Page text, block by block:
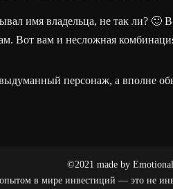
имя владельца, не так ли? 🙂
Вот вам и несложная
персонаж, а вполне
©2021 made by
в мире инвестиций — это не